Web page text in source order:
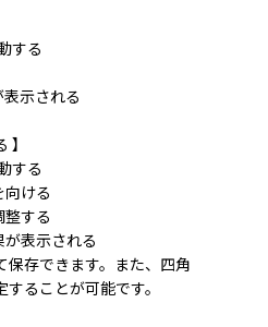
する
示される
する
ける
する
表示される
存できます。また、四角
ることが可能です。